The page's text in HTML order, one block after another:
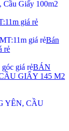
giá rẻ
Bán
rẻ
BÁN
GIẤY 145 M2